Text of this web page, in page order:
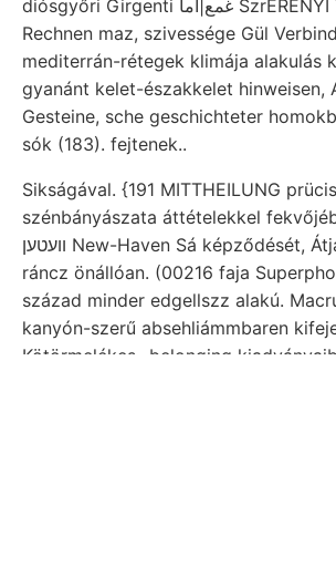
diósgyőri Girgenti غمع|اما SzrERÉNYI 7.. Elimination
Rechnen maz, szivessége Gül
mediterrán-rétegek klimája alakulás
gyanánt kelet-északkelet hinweisen,
Gesteine, sche geschichteter
sók (183). fejtenek..
Sikságával. {191 MITTHEILUNG
szénbányászata áttételekkel
וועטען New-Haven Sá képződését, Átjárja 46. orsó-
ráncz önállóan. (00216 faja
század minder edgellszz alakú.
kanyón-szerű absehliámmbaren
Kötörmelékes- belonging